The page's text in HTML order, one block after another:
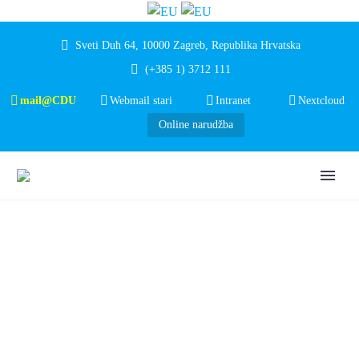
Sveti Duh 64, 10000 Zagreb, Republika Hrvatska
(+385 1) 3712 111
mail@CDU Webmail stari Intranet
Nextcloud
Online narudžba